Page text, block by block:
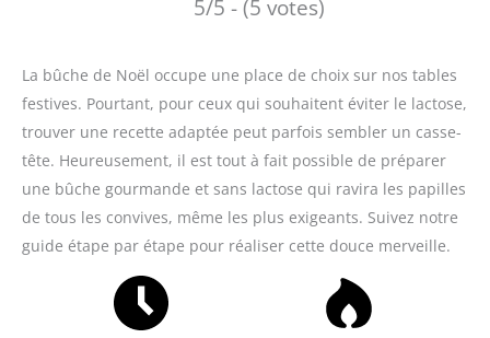
5/5 - (5 votes)
La bûche de Noël occupe une place de choix sur nos tables
festives. Pourtant, pour ceux qui souhaitent éviter le lactose,
trouver une recette adaptée peut parfois sembler un casse-
tête. Heureusement, il est tout à fait possible de préparer
une bûche gourmande et sans lactose qui ravira les papilles
de tous les convives, même les plus exigeants. Suivez notre
guide étape par étape pour réaliser cette douce merveille.